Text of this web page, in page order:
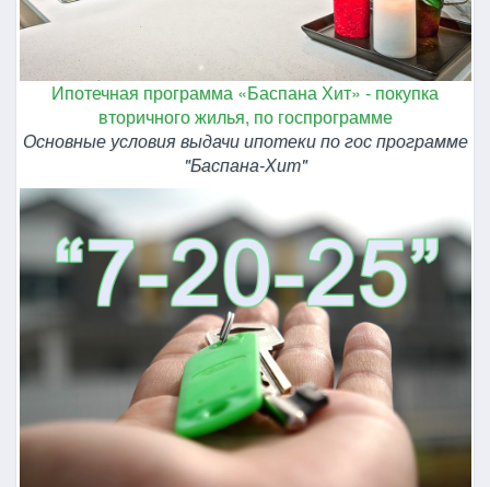
Ипотечная программа «Баспана Хит» - покупка
вторичного жилья, по госпрограмме
Основные условия выдачи ипотеки по гос программе
"Баспана-Хит"